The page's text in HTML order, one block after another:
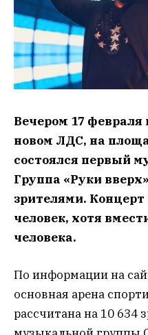
Вечером 17 февраля
новом ЛДС, на
состоялся первый
Группа «Руки
зрителями. Концерт
человек, хотя
человека.
По информации на
основная арена
рассчитана на 10 634